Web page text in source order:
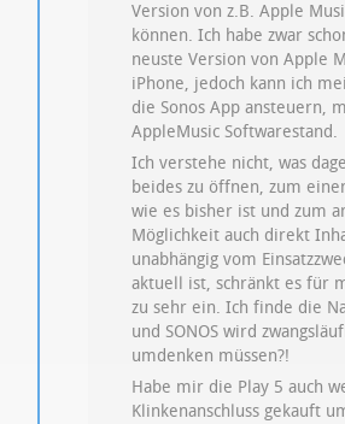
Version von z.B. Apple
können. Ich habe zwar
neuste Version von Apple
iPhone, jedoch kann ich
die Sonos App ansteuern,
AppleMusic Softwarestand.
Ich verstehe nicht, was
beides zu öffnen, zum
wie es bisher ist und zum
Möglichkeit auch direkt
unabhängig vom
aktuell ist, schränkt es für
zu sehr ein. Ich finde die
und SONOS wird
umdenken müssen?!
Habe mir die Play 5 auch
Klinkenanschluss gekauft